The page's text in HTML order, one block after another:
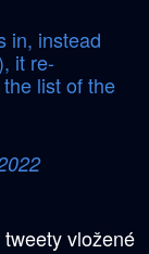
in, instead
it re-
list of the
vložené